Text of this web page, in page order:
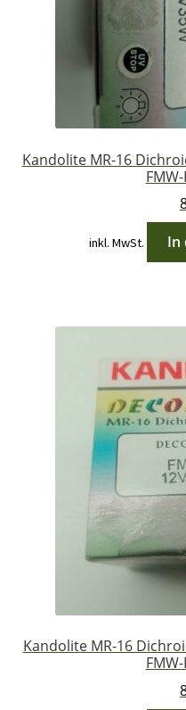
Kandolite MR-16
inkl. MwSt. In
Kandolite MR-16